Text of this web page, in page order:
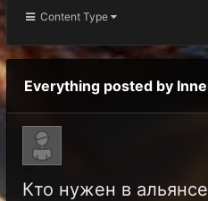
Content Type
Everything posted by
Кто нужен в альянсе